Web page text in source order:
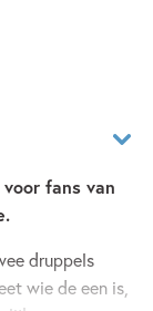
fans van
druppels
wie de een is,